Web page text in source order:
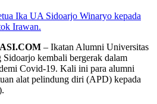
Ika UA Sidoarjo Winaryo kepada
Irawan.
– Ikatan Alumni Universitas
kembali bergerak dalam
Covid-19. Kali ini para alumni
alat pelindung diri (APD) kepada